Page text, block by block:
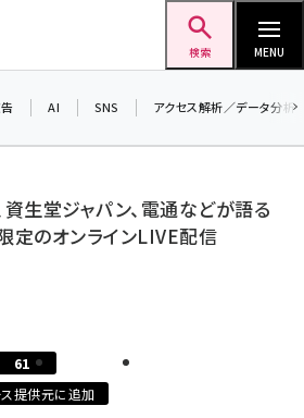
検索 MENU
AI SNS アクセス解析／データ分析
資生堂ジャパン、電通などが語る
定のオンラインLIVE配信
61
提供元に追加
日開催、申し込み受付中！ ／
みはこちらから▼